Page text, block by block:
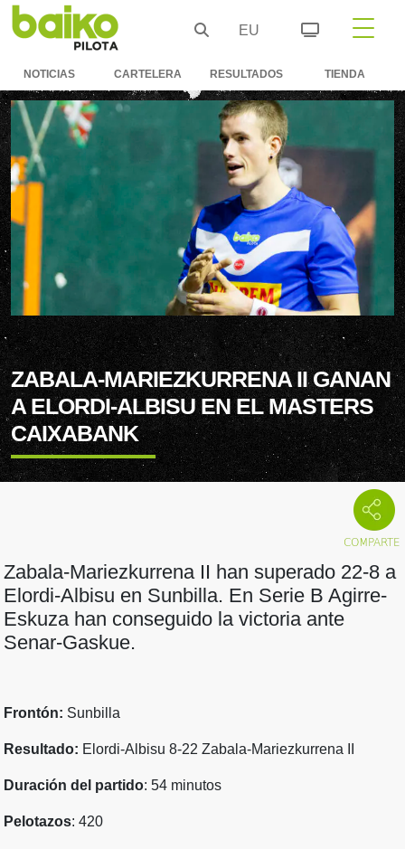
EU
NOTICIAS CARTELERA RESULTADOS TIENDA
ZABALA-MARIEZKURRENA II GANAN
A ELORDI-ALBISU EN EL MASTERS
CAIXABANK
Zabala-Mariezkurrena II han superado 22-8 a
Elordi-Albisu en Sunbilla. En Serie B Agirre-
Eskuza han conseguido la victoria ante
Senar-Gaskue.
Frontón: Sunbilla
Resultado: Elordi-Albisu 8-22 Zabala-Mariezkurrena II
Duración del partido: 54 minutos
Pelotazos: 420